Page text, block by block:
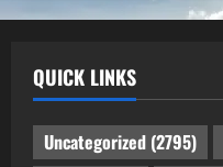
QUICK LINKS
Uncategorized (2795)